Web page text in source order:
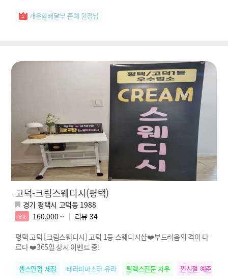
개운함배달부 존예 원장님
고덕-크림스웨디시(평택)
경기 평택시 고덕동 1988
6% 160,000 ~ 리뷰 34
평택 고덕 [크림스웨디시] 고덕 1등 스웨디시샵❤️부드러움의 격이 다
르다 ❤️365일 상시 이벤트 중!
센스만점 세정 테라피마스터 유라 릴렉스전문 지우 찐친절 예준